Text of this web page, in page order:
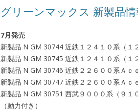
グリーンマックス 新製品情
7月発売
新製品 N GM 30744 近鉄１２４１０系（
新製品 N GM 30745 近鉄１２４１０系（
新製品 N GM 30746 近鉄２２６００系Ａ
新製品 N GM 30747 近鉄２２６００系Ａ
新製品 N GM 30751 西武９０００系（９
（動力付き）